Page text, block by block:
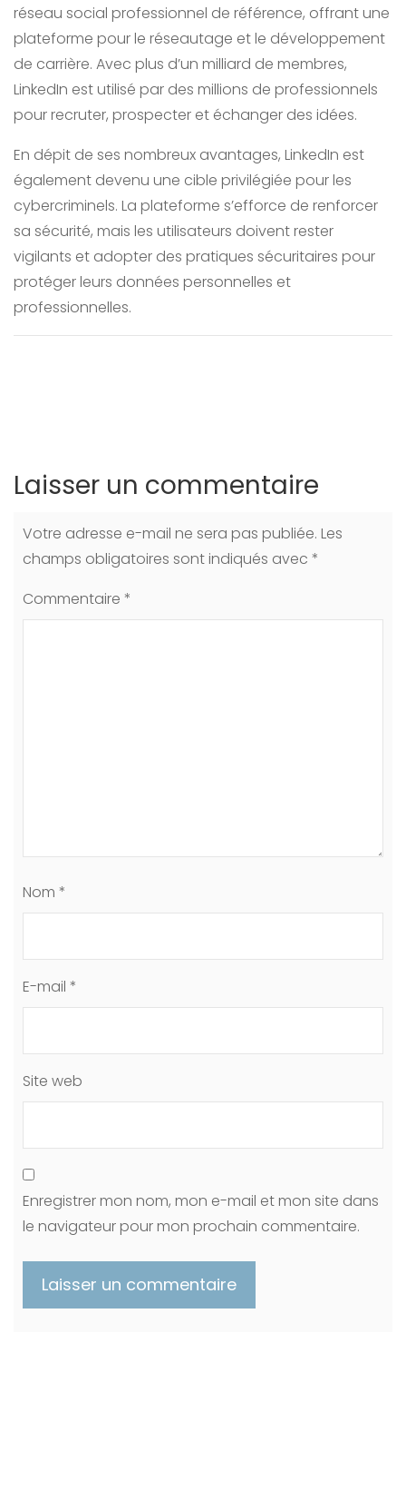
réseau social professionnel de référence, offrant une
plateforme pour le réseautage et le développement
de carrière. Avec plus d’un milliard de membres,
LinkedIn est utilisé par des millions de professionnels
pour recruter, prospecter et échanger des idées.
En dépit de ses nombreux avantages, LinkedIn est
également devenu une cible privilégiée pour les
cybercriminels. La plateforme s’efforce de renforcer
sa sécurité, mais les utilisateurs doivent rester
vigilants et adopter des pratiques sécuritaires pour
protéger leurs données personnelles et
professionnelles.
Laisser un commentaire
Votre adresse e-mail ne sera pas publiée. Les
champs obligatoires sont indiqués avec *
Commentaire *
Nom *
E-mail *
Site web
Enregistrer mon nom, mon e-mail et mon site dans
le navigateur pour mon prochain commentaire.